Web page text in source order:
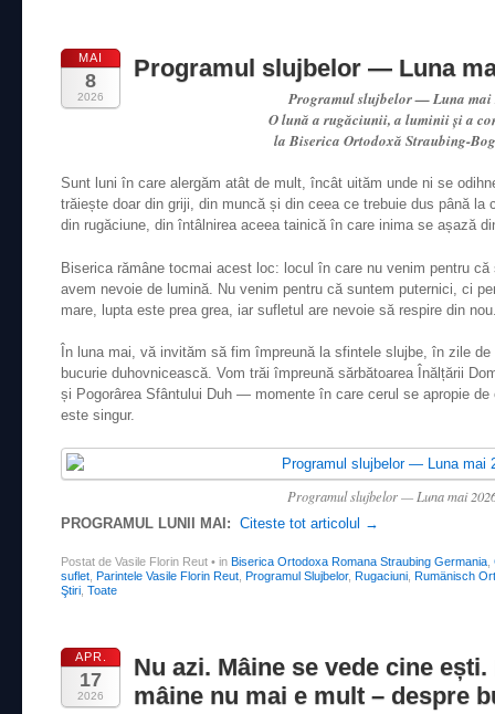
MAI
8
2026
Programul slujbelor — Luna
Programul slujbelor — Luna mai
O lună a rugăciunii, a luminii și a
la Biserica Ortodoxă Straubing-
Sunt luni în care alergăm atât de mult, încât uităm unde ni se
trăiește doar din griji, din muncă și din ceea ce trebuie dus până
din rugăciune, din întâlnirea aceea tainică în care inima se așază
Biserica rămâne tocmai acest loc: locul în care nu venim pentru
avem nevoie de lumină. Nu venim pentru că suntem puternici, ci
mare, lupta este prea grea, iar sufletul are nevoie să respire din
În luna mai, vă invităm să fim împreună la sfintele slujbe, în zile
bucurie duhovnicească. Vom trăi împreună sărbătoarea Înălțării
și Pogorârea Sfântului Duh — momente în care cerul se apropie
este singur.
Programul slujbelor — Luna mai
PROGRAMUL LUNII MAI: Citeste tot articolul →
Postat de Vasile Florin Reut • in Biserica Ortodoxa Romana Straubing Germania
suflet
Parintele Vasile Florin Reut Programul Slujbelor, Rugaciuni
Rumänisch
Ştiri Toate
APR.
17
2026
Nu azi. Mâine se vede cine ești.
mâine nu mai e mult – despre